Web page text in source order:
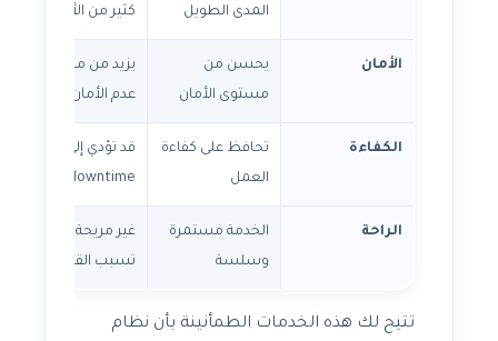
المدى الطويل
كثير من الأحيان
الأمان
يحسن من
مستوى الأمان
يزيد من مخاطر
عدم الأمان
الكفاءة
تحافظ على كفاءة
العمل
قد تؤدي إلى
downtime
الراحة
الخدمة مستمرة
وسلسة
غير مريحة وقد
تسبب القلق
تتيح لك هذه الخدمات الطمأنينة بأن نظام